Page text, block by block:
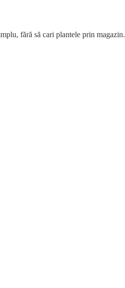
fără să cari plantele prin magazin.